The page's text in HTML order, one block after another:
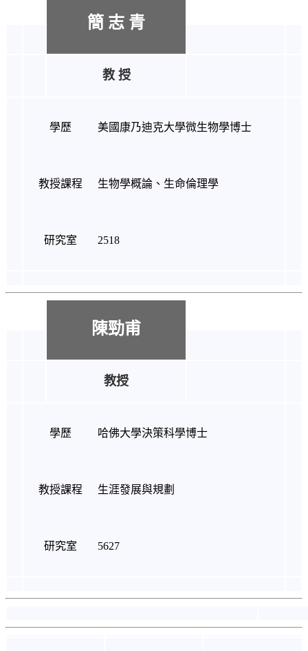
簡 志 青
教 授
學歷 美國康乃迪克大學微生物學博士
教授課程 生物學概論、生命倫理學
研究室 2518
陳勁甫
教授
學歷 哈佛大學決策科學博士
教授課程 生涯發展與規劃
研究室 5627